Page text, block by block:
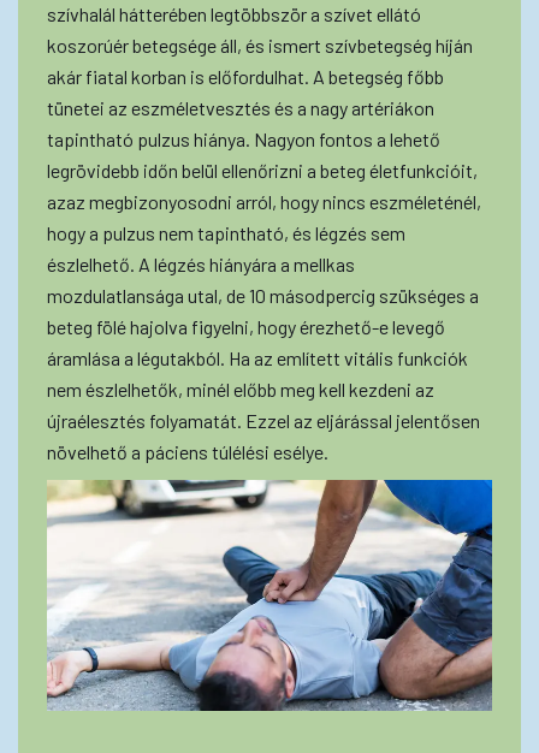
szívhalál hátterében legtöbbször a szívet ellátó
koszorúér betegsége áll, és ismert szívbetegség híján
akár fiatal korban is előfordulhat. A betegség főbb
tünetei az eszméletvesztés és a nagy artériákon
tapintható pulzus hiánya. Nagyon fontos a lehető
legrövidebb időn belül ellenőrizni a beteg életfunkcióit,
azaz megbizonyosodni arról, hogy nincs eszméleténél,
hogy a pulzus nem tapintható, és légzés sem
észlelhető. A légzés hiányára a mellkas
mozdulatlansága utal, de 10 másodpercig szükséges a
beteg fölé hajolva figyelni, hogy érezhető-e levegő
áramlása a légutakból. Ha az említett vitális funkciók
nem észlelhetők, minél előbb meg kell kezdeni az
újraélesztés folyamatát. Ezzel az eljárással jelentősen
növelhető a páciens túlélési esélye.